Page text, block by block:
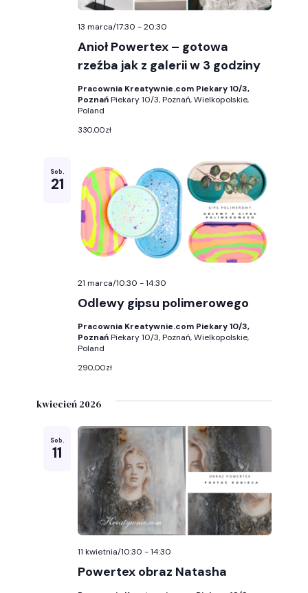
Anioł Powertex – gotowa
rzeźba jak z galerii w 3 godziny
13 marca/17:30 -20:30
Pracownia Kreatywnie.com Piekary 10/3,
PoznańPiekary 10/3, Poznań, Wielkopolskie,
Poland
330,00zł
Sob.
21
Odlewy gipsu polimerowego
21 marca/10:30 -14:30
Pracownia Kreatywnie.com Piekary 10/3,
PoznańPiekary 10/3, Poznań, Wielkopolskie,
Poland
290,00zł
kwiecień 2026
Sob.
11
Powertex obraz Natasha
11 kwietnia/10:30 -14:30